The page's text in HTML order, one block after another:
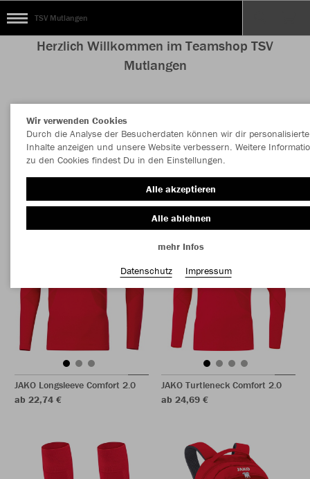
TSV Mutlangen
Herzlich Willkommen im Teamshop TSV
Mutlangen
Nachhaltig Farbe
JAKO Longsleeve Comfort 2.0
ab 22,74 €
JAKO Turtleneck Comfort 2.0
ab 24,69 €
Wir verwenden Cookies
Durch die Analyse der Besucherdaten können wir dir personalisierte
Inhalte anzeigen und unsere Website verbessern. Weitere
zu den Cookies findest Du in den Einstellungen.
Alle akzeptieren
Alle ablehnen
mehr Infos
Datenschutz
Impressum